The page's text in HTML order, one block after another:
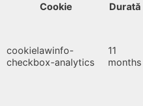
Cookie
Durată
cookielawinfo-
checkbox-analytics
11
months